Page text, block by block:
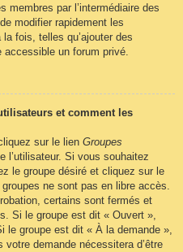
membres par l’intermédiaire des
modifier rapidement les
fois, telles qu’ajouter des
un forum privé.
et comment les
sur le lien Groupes
l’utilisateur. Si vous souhaitez
le groupe désiré et cliquez sur le
ne sont pas en libre accès.
certains sont fermés et
Si le groupe est dit « Ouvert »,
le groupe est dit « À la demande »,
demande nécessitera d’être